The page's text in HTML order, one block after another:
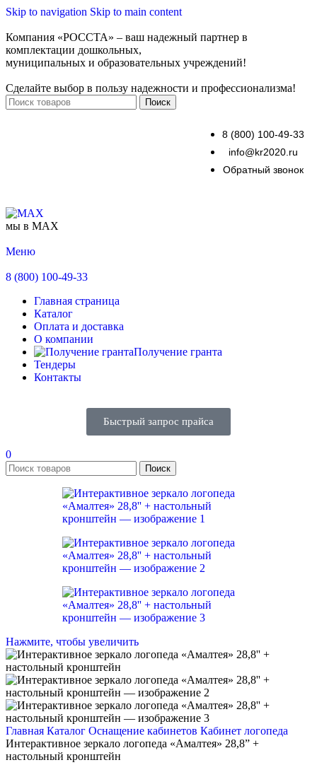
Skip to navigation Skip to main content
Компания «РОССТА» – ваш надежный партнер в
комплектации дошкольных,
муниципальных и образовательных учреждений!
Сделайте выбор в пользу надежности и профессионализма!
Поиск
8 (800) 100-49-33
info@kr2020.ru
Обратный звонок
мы в MAX
Меню
8 (800) 100-49-33
Главная страница
Каталог
Оплата и доставка
О компании
Получение гранта
Тендеры
Контакты
Быстрый запрос прайса
0
Поиск
Нажмите, чтобы увеличить
Главная Каталог Оснащение кабинетов Кабинет логопеда
Интерактивное зеркало логопеда «Амалтея» 28,8” +
настольный кронштейн